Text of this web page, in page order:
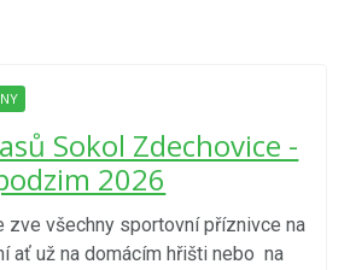
Sokol Zdechovice -
2026
zve všechny sportovní příznivce na
ať už na domácím hřišti nebo na